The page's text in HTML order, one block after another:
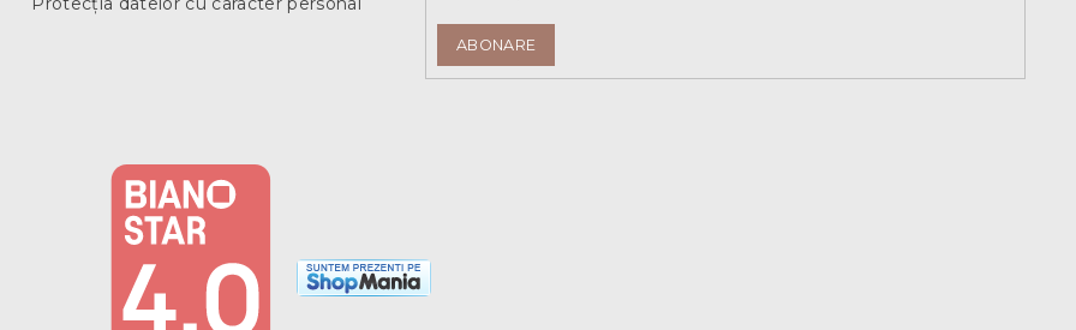
ABONARE